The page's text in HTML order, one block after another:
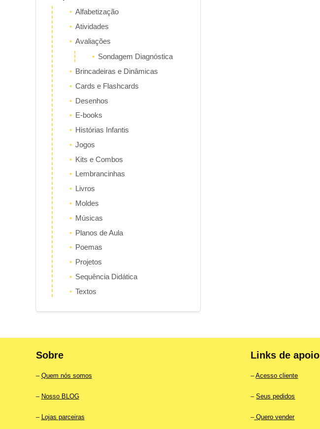
Alfabetização
Atividades
Avaliações
Sondagem Diagnóstica
Brincadeiras e Dinâmicas
Cards e Flashcards
Desenhos
E-books
Histórias Infantis
Jogos
Kits e Combos
Lembrancinhas
Livros
Moldes
Músicas
Planos de Aula
Poemas
Projetos
Sequência Didática
Textos
Sobre
– Quem nós somos
– Nosso BLOG
– Lojas parceiras
Links de apoio
–Acesso cliente
–Seus pedidos
–Quero vender